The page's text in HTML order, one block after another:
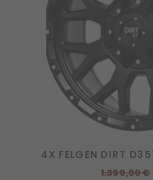
4X FELGEN DIRT
1.399,00€